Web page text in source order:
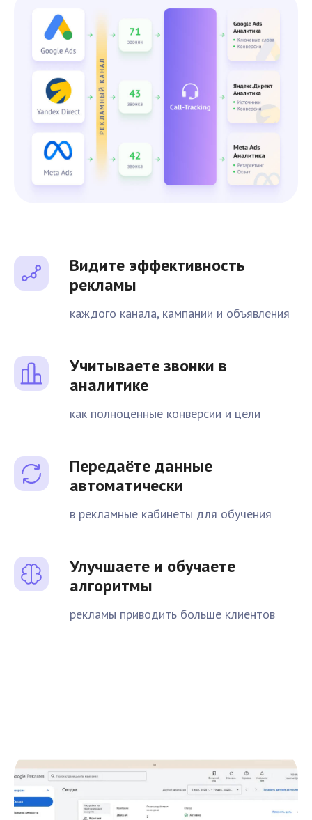
Видите эффективность
рекламы
каждого канала, кампании и объявления
Учитываете звонки в
аналитике
как полноценные конверсии и цели
Передаёте данные
автоматически
в рекламные кабинеты для обучения
Улучшаете и обучаете
алгоритмы
рекламы приводить больше клиентов